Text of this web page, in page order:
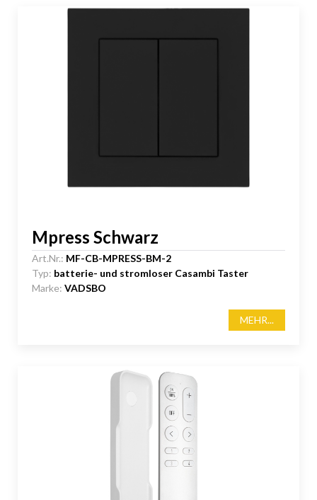
Mpress Schwarz
Art.Nr.: MF-CB-MPRESS-BM-2
Typ: batterie- und stromloser Casambi Taster
Marke: VADSBO
MEHR...